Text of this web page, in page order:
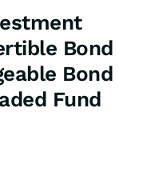
Bond
Bond
Fund